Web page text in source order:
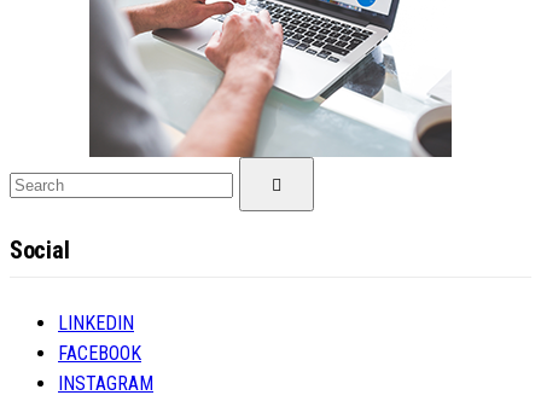
Search
for:
Social
LINKEDIN
FACEBOOK
INSTAGRAM